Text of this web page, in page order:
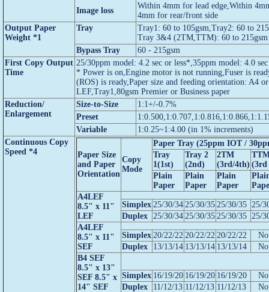
Image loss
Within 4mm for lead edge,Within
4mm for rear/front side
Output Paper
Weight *1
Tray
Tray1: 60 to 105gsm,Tray2: 60 to
Tray 3&4 (2TM,TTM): 60 to 215gsm
Bypass Tray
60 - 215gsm
First Copy Output
Time
25/30ppm model: 4.2 sec or less*,35ppm model: 4.0
* Power is on,Engine motor is not running,Fuser is
(ROS) is ready,Paper size and feeding orientation: A4
LEF,Tray1,80gsm Premier or Business paper
Reduction/
Enlargement
Size-to-Size
1:1+/-0.7%
Preset
Variable
1:0.25~1:4.00 (in 1% increments)
Continuous Copy
Speed *4
Paper Size
and Paper
Orientation
Copy
Mode
Paper Tray (25ppm IOT /
Tray
1(1st)
Tray 2
(2nd)
2TM
(3rd/4th) (3rd
Plain
Paper
Plain
Paper
Plain
Paper
A4LEF
8.5" x 11"
LEF
Simplex 25/30/34 25/30/35 25/30/35
25/
Duplex
25/30/34 25/30/35 25/30/35
25/
A4LEF
8.5" x 11"
SEF
Simplex 20/22/22 20/22/22 20/22/22
Duplex
13/13/14 13/13/14 13/13/14
B4 SEF
8.5" x 13"
SEF 8.5" x
14" SEF
Simplex 16/19/20 16/19/20 16/19/20
Duplex
11/12/13 11/12/13 11/12/13